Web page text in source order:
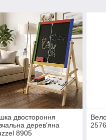
двостороння
дерев'яна
8905